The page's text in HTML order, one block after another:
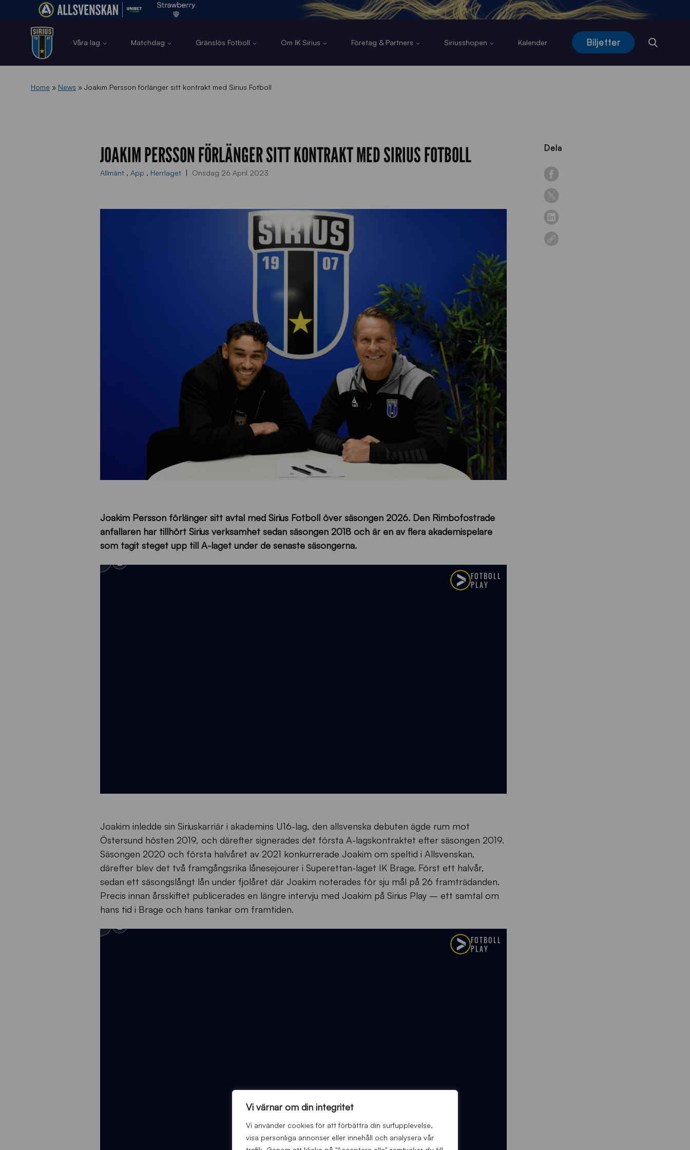
Vi värnar om din integritet
Vi använder cookies för att förbättra din surfupplevelse,
visa personliga annonser eller innehåll och analysera vår
Våra lag Matchdag Gränslös Fotboll Om IK Sirius Företag & Partners Siriusshopen Kalender Biljetter
Home » News » Joakim Persson förlänger sitt kontrakt med Sirius Fotboll
Dela
JOAKIM PERSSON FÖRLÄNGER SITT KONTRAKT MED SIRIUS FOTBOLL
Allmänt , App , Herrlaget Onsdag 26 April 2023
Joakim Persson förlänger sitt avtal med Sirius Fotboll över säsongen 2026. Den Rimbofostrade
anfallaren har tillhört Sirius verksamhet sedan säsongen 2018 och är en av flera akademispelare
som tagit steget upp till A-laget under de senaste säsongerna.
Joakim inledde sin Siriuskarriär i akademins U16-lag, den allsvenska debuten ägde rum mot
Östersund hösten 2019, och därefter signerades det första A-lagskontraktet efter säsongen 2019.
Säsongen 2020 och första halvåret av 2021 konkurrerade Joakim om speltid i Allsvenskan,
därefter blev det två framgångsrika lånesejourer i Superettan-laget IK Brage. Först ett halvår,
sedan ett säsongslångt lån under fjolåret där Joakim noterades för sju mål på 26 framträdanden.
Precis innan årsskiftet publicerades en längre intervju med Joakim på Sirius Play – ett samtal om
hans tid i Brage och hans tankar om framtiden.